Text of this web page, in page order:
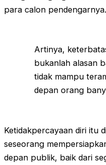
para calon pendengarnya.
Artinya,
bukanlah alasan
tidak mampu
depan orang
Ketidakpercayaan diri itu
seseorang
depan publik, baik dari